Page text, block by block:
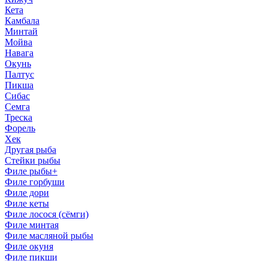
Кета
Камбала
Минтай
Мойва
Навага
Окунь
Палтус
Пикша
Сибас
Семга
Треска
Форель
Хек
Другая рыба
Стейки рыбы
Филе рыбы+
Филе горбуши
Филе дори
Филе кеты
Филе лосоcя (сёмги)
Филе минтая
Филе масляной рыбы
Филе окуня
Филе пикши